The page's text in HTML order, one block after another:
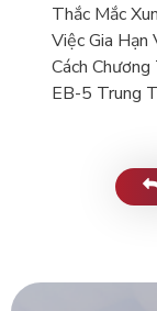
Thắc Mắc
Việc Gia Hạn
Cách Chương
EB-5 Trung